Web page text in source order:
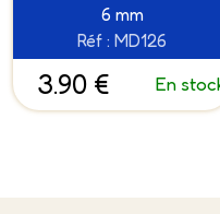
6 mm
Réf : MD126
3.90 € En